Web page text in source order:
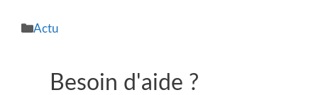
Catégories
Actu
Besoin d'aide ?